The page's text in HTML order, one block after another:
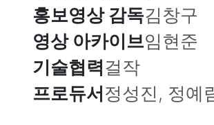
홍보영상 감독김창구
영상 아카이브임현준
기술협력걸작
프로듀서정성진, 정예